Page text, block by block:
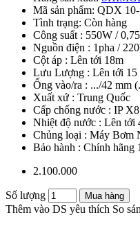
Mã sản phẩm: QDX
Tình trạng: Còn hàng
Công suất : 550W /
Nguồn điện : 1pha /
Cột áp : Lên tới 18m
Lưu Lượng : Lên tới 15
Ống vào/ra : .../42 mm
Xuất xứ : Trung Quốc
Cấp chống nước : IP X8
Nhiệt độ nước : Lên tới
Chủng loại : Máy Bơm
Bảo hành : Chính hãng
2.100.000
Số lượng Mua hàng
Thêm vào DS yêu thích So